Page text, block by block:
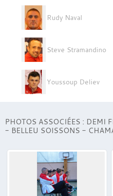
Rudy Naval
Steve Stramandino
Youssoup Deliev
PHOTOS ASSOCIÉES : DEMI
- BELLEU SOISSONS -